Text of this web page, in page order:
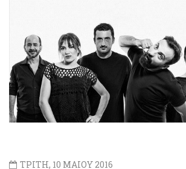
ΤΡΙΤΗ, 10 ΜΑΙΟΥ 2016